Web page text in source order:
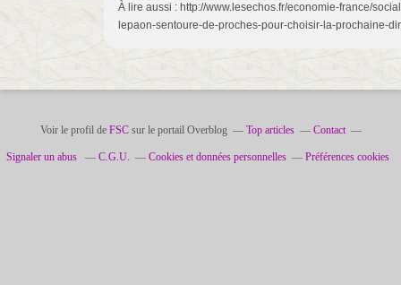
À lire aussi : http://www.lesechos.fr/economie-france/
lepaon-sentoure-de-proches-pour-choisir-la-prochaine-
Voir le profil de FSCsur le portail Overblog Top articles Contact
Signaler un abus C.G.U. Cookies et données personnelles Préférences cookies